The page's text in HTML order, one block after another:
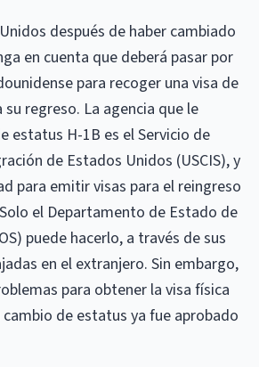
después de haber cambiado
en cuenta que deberá pasar por
para recoger una visa de
regreso. La agencia que le
estatus H-1B es el Servicio de
de Estados Unidos (USCIS), y
para emitir visas para el reingreso
el Departamento de Estado de
puede hacerlo, a través de sus
en el extranjero. Sin embargo,
para obtener la visa física
de estatus ya fue aprobado